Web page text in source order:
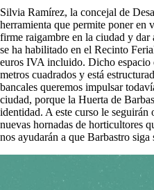
Silvia Ramírez, la concejal de
herramienta que permite poner en
firme raigambre en la ciudad y
se ha habilitado en el Recinto
euros IVA incluido. Dicho espacio
metros cuadrados y está
bancales queremos impulsar
ciudad, porque la Huerta de
identidad. A este curso le seguirán
nuevas hornadas de horticultores
nos ayudarán a que Barbastro